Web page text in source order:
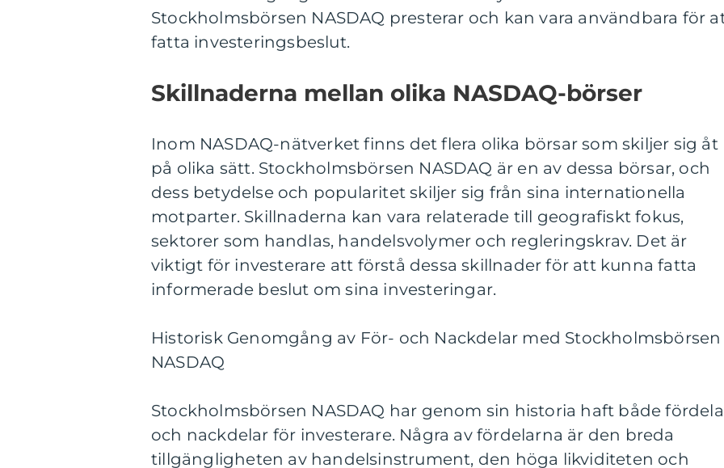
Stockholmsbörsen NASDAQ presterar och kan vara användbara för
fatta investeringsbeslut.
Skillnaderna mellan olika NASDAQ-börser
Inom NASDAQ-nätverket finns det flera olika börsar som skiljer sig åt
på olika sätt. Stockholmsbörsen NASDAQ är en av dessa börsar, och
dess betydelse och popularitet skiljer sig från sina internationella
motparter. Skillnaderna kan vara relaterade till geografiskt fokus,
sektorer som handlas, handelsvolymer och regleringskrav. Det är
viktigt för investerare att förstå dessa skillnader för att kunna fatta
informerade beslut om sina investeringar.
Historisk Genomgång av För- och Nackdelar med Stockholmsbörsen
NASDAQ
Stockholmsbörsen NASDAQ har genom sin historia haft både
och nackdelar för investerare. Några av fördelarna är den breda
tillgängligheten av handelsinstrument, den höga likviditeten och